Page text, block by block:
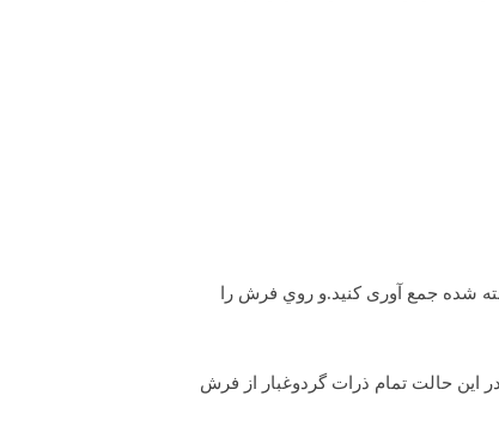
شده جمع آوری کنید.و روي فرش را
اين حالت تمام ذرات گردوغبار از فرش